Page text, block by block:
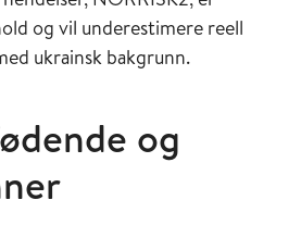
og vil underestimere reell
ukrainsk bakgrunn.
og